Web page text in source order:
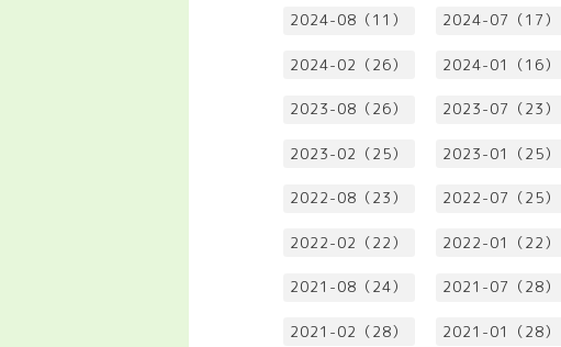
2024-08（11） 2024-07（17）
2024-02（26） 2024-01（16）
2023-08（26） 2023-07（23）
2023-02（25） 2023-01（25）
2022-08（23） 2022-07（25）
2022-02（22） 2022-01（22）
2021-08（24） 2021-07（28）
2021-02（28） 2021-01（28）